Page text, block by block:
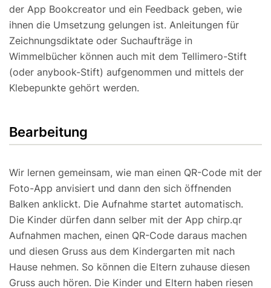
der App Bookcreator und ein Feedback geben, wie
ihnen die Umsetzung gelungen ist. Anleitungen für
Zeichnungsdiktate oder Suchaufträge in
Wimmelbücher können auch mit dem Tellimero-Stift
(oder anybook-Stift) aufgenommen und mittels der
Klebepunkte gehört werden.
Bearbeitung
Wir lernen gemeinsam, wie man einen QR-Code mit der
Foto-App anvisiert und dann den sich öffnenden
Balken anklickt. Die Aufnahme startet automatisch.
Die Kinder dürfen dann selber mit der App chirp.qr
Aufnahmen machen, einen QR-Code daraus machen
und diesen Gruss aus dem Kindergarten mit nach
Hause nehmen. So können die Eltern zuhause diesen
Gruss auch hören. Die Kinder und Eltern haben riesen